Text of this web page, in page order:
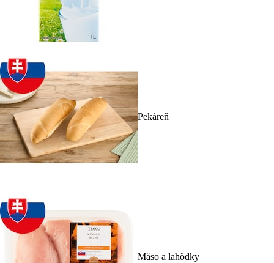
Pekáreň
Mäso a lahôdky